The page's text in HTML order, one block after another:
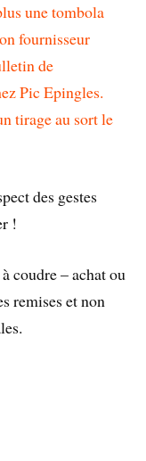
une tombola
fournisseur
de
Pic Epingles.
tirage au sort le
des gestes
!
coudre – achat ou
remises et non